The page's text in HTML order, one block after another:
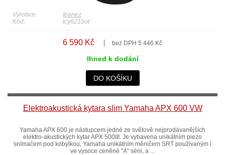
Výrobce:
Ibanez
Kód:
tcy621bot
6 590 Kč bez DPH 5 446 Kč
Ihned k dodání
DO KOŠÍKU
Elektroakustická kytara slim Yamaha APX 600 VW
Yamaha APX 600 je nástupcem jedné ze světově nejprodávanějších
elektro-akustických kytar APX 500III. Je vybavena unikátním piezo
snímačem pod kobylkou, Yamaha unikátním měničem SRT používaným i
ve vysoce ceněné "A" sérii, a ...